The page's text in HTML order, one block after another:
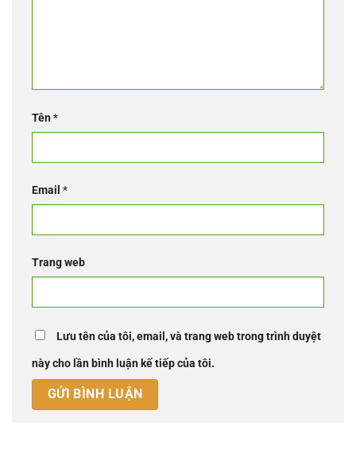
Tên*
Email *
Trang web
Lưu tên của tôi, email, và trang web trong trình duyệt
này cho lần bình luận kế tiếp của tôi.